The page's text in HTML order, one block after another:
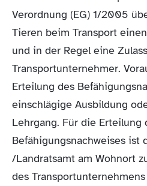
Verordnung (EG) 1/2005
Tieren beim Transport
und in der Regel eine
Transportunternehmer.
Erteilung des
einschlägige Ausbildung
Lehrgang. Für die Erteilung
Befähigungsnachweises ist
/Landratsamt am Wohnort
des